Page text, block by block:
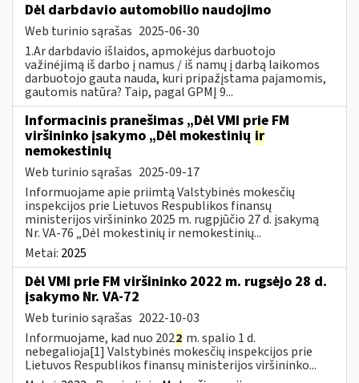
Dėl darbdavio automobilio naudojimo
Web turinio sąrašas 2025-06-30
1.Ar darbdavio išlaidos, apmokėjus darbuotojo
važinėjimą iš darbo į namus / iš namų į darbą laikomos
darbuotojo gauta nauda, kuri pripažįstama pajamomis,
gautomis natūra? Taip, pagal GPMĮ 9...
Informacinis pranešimas „Dėl VMI prie FM
viršininko įsakymo „Dėl mokestinių ir
nemokestinių
Web turinio sąrašas 2025-09-17
Informuojame apie priimtą Valstybinės mokesčių
inspekcijos prie Lietuvos Respublikos finansų
ministerijos viršininko 2025 m. rugpjūčio 27 d. įsakymą
Nr. VA-76 „Dėl mokestinių ir nemokestinių...
Metai: 2025
Dėl VMI prie FM viršininko 2022 m. rugsėjo 28 d.
įsakymo Nr. VA-72
Web turinio sąrašas 2022-10-03
Informuojame, kad nuo 2022 m. spalio 1 d.
nebegalioja[1] Valstybinės mokesčių inspekcijos prie
Lietuvos Respublikos finansų ministerijos viršininko...